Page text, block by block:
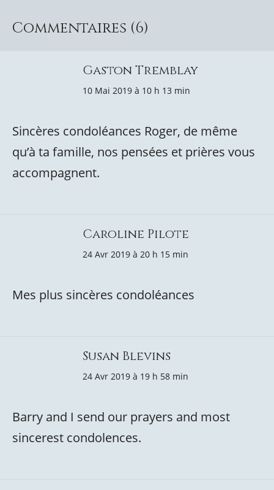
Commentaires (6)
Gaston Tremblay
10 Mai 2019 à 10 h 13 min
Sincères condoléances Roger, de même
qu’à ta famille, nos pensées et prières vous
accompagnent.
Caroline Pilote
24 Avr 2019 à 20 h 15 min
Mes plus sincères condoléances
Susan Blevins
24 Avr 2019 à 19 h 58 min
Barry and I send our prayers and most
sincerest condolences.